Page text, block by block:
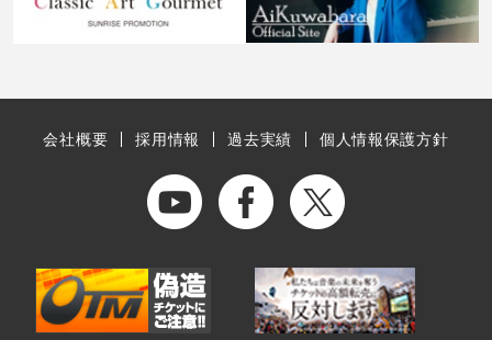
会社概要 採用情報 過去実績 個人情報保護方針